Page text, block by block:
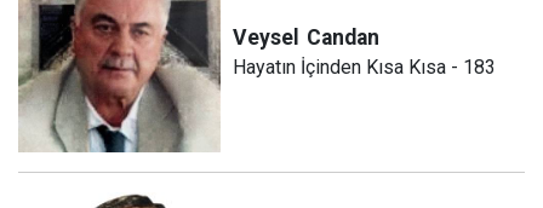
Veysel Candan
Hayatın İçinden Kısa Kısa - 183